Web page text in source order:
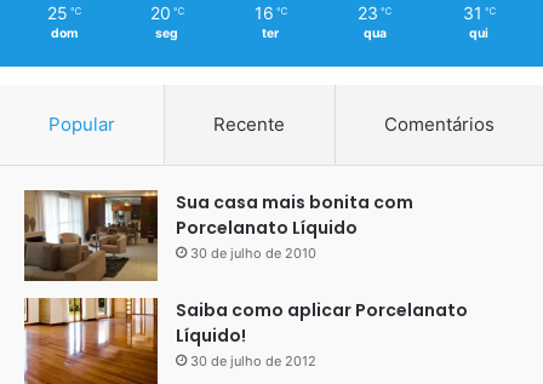
25 ℃
dom
20 ℃
seg
16 ℃
ter
23 ℃
qua
31 ℃
qui
Popular Recente Comentários
Sua casa mais bonita com
Porcelanato Líquido
30 de julho de 2010
Saiba como aplicar Porcelanato
Líquido!
30 de julho de 2012